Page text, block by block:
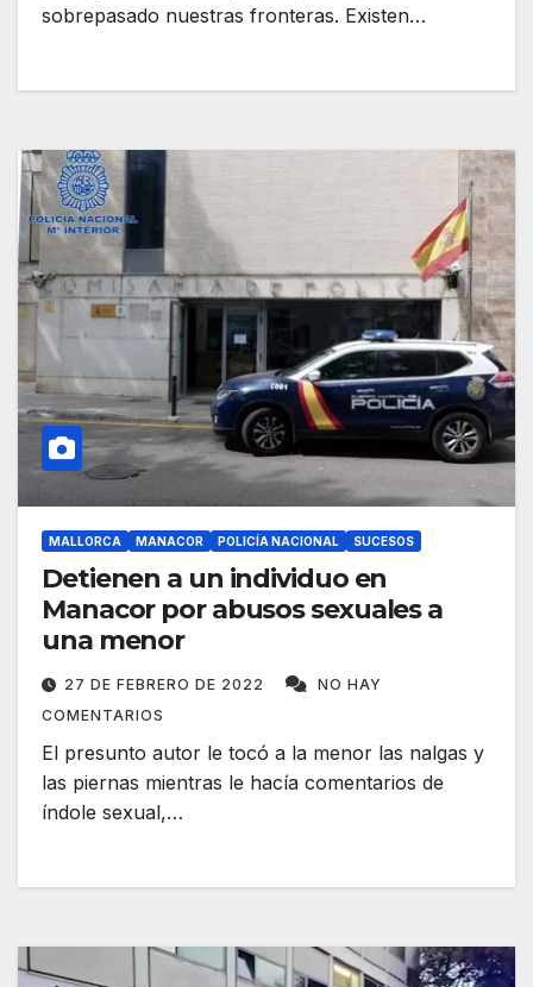
sobrepasado nuestras fronteras. Existen…
MALLORCA MANACOR POLICÍA NACIONAL SUCESOS
Detienen a un individuo en
Manacor por abusos sexuales a
una menor
27 DE FEBRERO DE 2022
NO HAY
COMENTARIOS
El presunto autor le tocó a la menor las nalgas y
las piernas mientras le hacía comentarios de
índole sexual,…